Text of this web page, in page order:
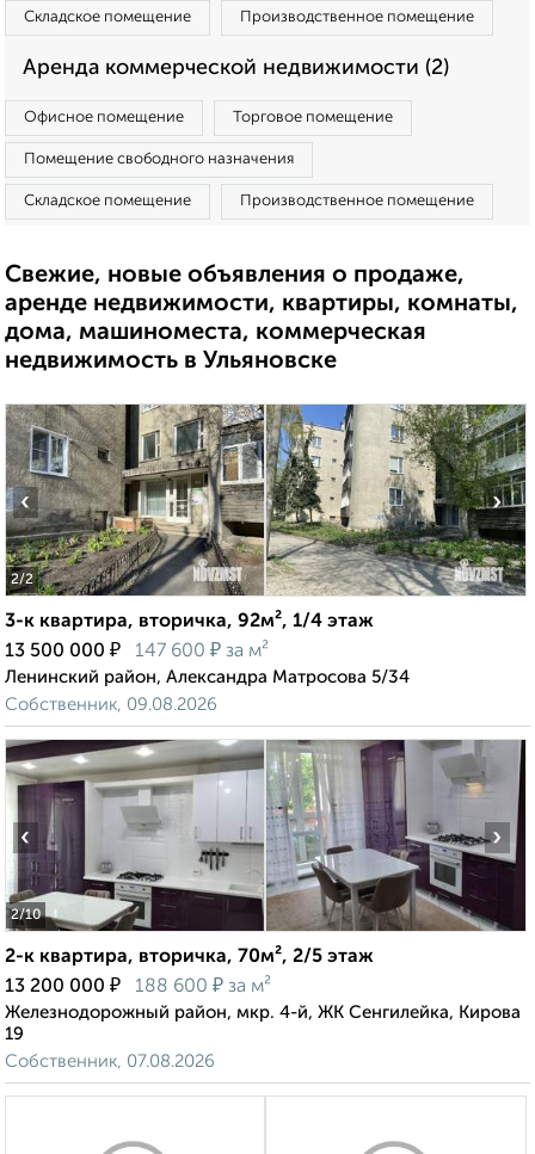
Складское помещение Производственное помещение
Аренда коммерческой недвижимости (2)
Офисное помещение Торговое помещение
Помещение свободного назначения
Складское помещение Производственное помещение
Свежие, новые объявления о продаже,
аренде недвижимости, квартиры, комнаты,
дома, машиноместа, коммерческая
недвижимость в Ульяновске
2/2
‹ ›
3-к квартира, вторичка, 92м², 1/4 этаж
13 500 000 ₽ 147 600 ₽ за м²
Ленинский район, Александра Матросова 5/34
Собственник, 09.08.2026
2/10
‹ ›
2-к квартира, вторичка, 70м², 2/5 этаж
13 200 000 ₽ 188 600 ₽ за м²
Железнодорожный район, мкр. 4-й, ЖК Сенгилейка, Кирова
19
Собственник, 07.08.2026